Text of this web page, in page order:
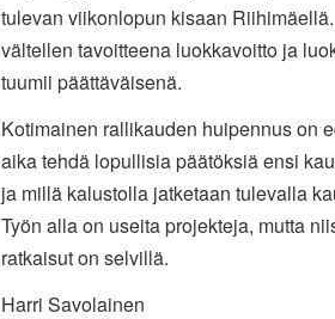
tulevan viikonlopun kisaan
vältellen tavoitteena luokkavoitto ja
tuumii päättäväisenä.
Kotimainen rallikauden huipennus on
aika tehdä lopullisia päätöksiä ensi
ja millä kalustolla jatketaan tulevalla
Työn alla on useita projekteja, mutta
ratkaisut on selvillä.
Harri Savolainen